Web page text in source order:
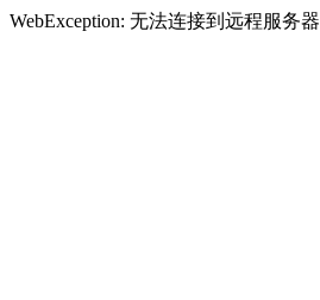
WebException: 无法连接到远程服务器